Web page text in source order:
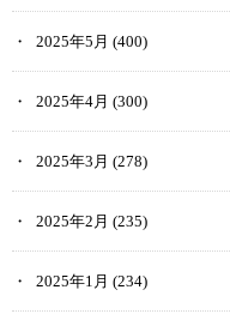
2025年5月 (400)
2025年4月 (300)
2025年3月 (278)
2025年2月 (235)
2025年1月 (234)